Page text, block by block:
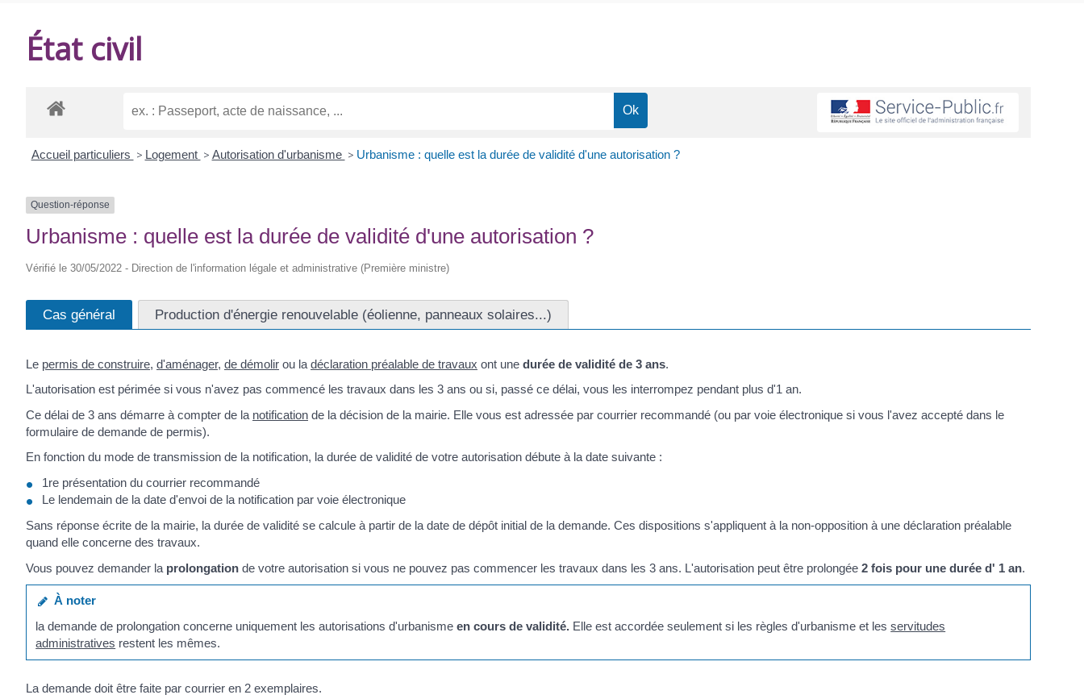
État civil
Accueil particuliers > Logement > Autorisation d'urbanisme > Urbanisme : quelle est la durée de validité d'une autorisation ?
Question-réponse
Urbanisme : quelle est la durée de validité d'une autorisation ?
Vérifié le 30/05/2022 - Direction de l'information légale et administrative (Première ministre)
Cas général Production d'énergie renouvelable (éolienne, panneaux solaires...)
Le permis de construire, d'aménager, de démolir ou la déclaration préalable de travaux ont une durée de validité de 3 ans.
L'autorisation est périmée si vous n'avez pas commencé les travaux dans les 3 ans ou si, passé ce délai, vous les interrompez pendant plus d'1 an.
Ce délai de 3 ans démarre à compter de la notification de la décision de la mairie. Elle vous est adressée par courrier recommandé (ou par voie électronique si vous l'avez accepté dans le
formulaire de demande de permis).
En fonction du mode de transmission de la notification, la durée de validité de votre autorisation débute à la date suivante :
1re présentation du courrier recommandé
Le lendemain de la date d'envoi de la notification par voie électronique
Sans réponse écrite de la mairie, la durée de validité se calcule à partir de la date de dépôt initial de la demande. Ces dispositions s'appliquent à la non-opposition à une déclaration préalable
quand elle concerne des travaux.
Vous pouvez demander la prolongation de votre autorisation si vous ne pouvez pas commencer les travaux dans les 3 ans. L'autorisation peut être prolongée 2 fois pour une durée d' 1 an.
À noter
la demande de prolongation concerne uniquement les autorisations d'urbanismeen cours de validité. Elle est accordée seulement si les règles d'urbanisme et lesservitudes
administratives restent les mêmes.
La demande doit être faite par courrier en 2 exemplaires.